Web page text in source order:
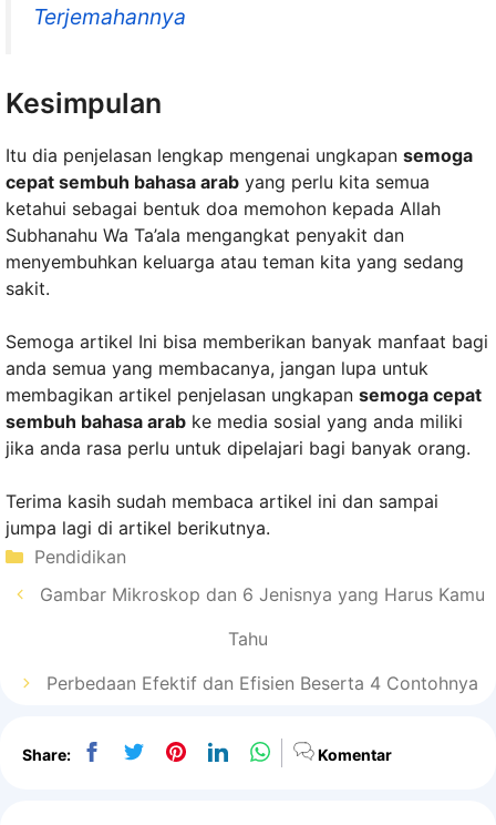
Terjemahannya
Kesimpulan
Itu dia penjelasan lengkap mengenai ungkapan semoga
cepat sembuh bahasa arab yang perlu kita semua
ketahui sebagai bentuk doa memohon kepada Allah
Subhanahu Wa Ta’ala mengangkat penyakit dan
menyembuhkan keluarga atau teman kita yang sedang
sakit.
Semoga artikel Ini bisa memberikan banyak manfaat bagi
anda semua yang membacanya, jangan lupa untuk
membagikan artikel penjelasan ungkapan semoga cepat
sembuh bahasa arab ke media sosial yang anda miliki
jika anda rasa perlu untuk dipelajari bagi banyak orang.
Terima kasih sudah membaca artikel ini dan sampai
jumpa lagi di artikel berikutnya.
Kategori
Pendidikan
Gambar Mikroskop dan 6 Jenisnya yang Harus Kamu
Tahu
Perbedaan Efektif dan Efisien Beserta 4 Contohnya
Share: Komentar